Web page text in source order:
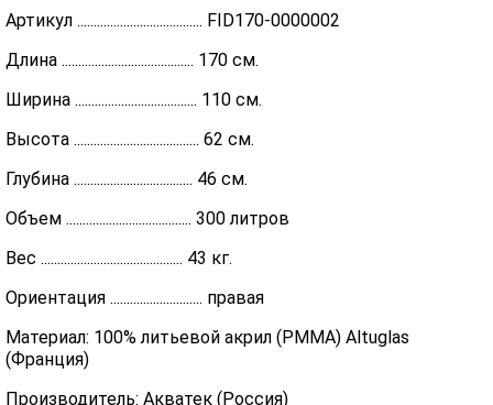
Артикул ...................................... FID170-0000002
Длина ........................................ 170 см.
Ширина ..................................... 110 см.
Высота ...................................... 62 см.
Глубина .................................... 46 см.
Объем ...................................... 300 литров
Вес ........................................... 43 кг.
Ориентация ............................ правая
Материал: 100% литьевой акрил (PMMA) Altuglas
(Франция)
Производитель: Акватек (Россия)